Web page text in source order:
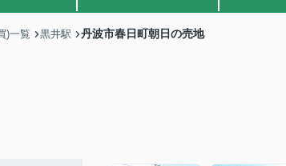
)一覧 黒井駅 丹波市春日町朝日の売地